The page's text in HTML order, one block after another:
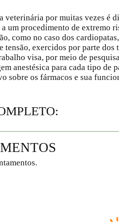
veterinária por muitas vezes é
a um procedimento de extremo
como no caso dos
tensão, exercidos por parte
visa, por meio de
anestésica para cada tipo de
sobre os fármacos e sua